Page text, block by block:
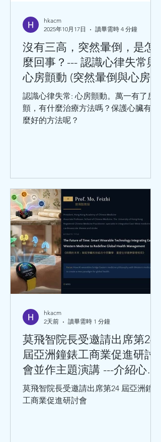
理膳食、過量飲酒等等。 不可改變的危
險因素有：性別、年齡、家族史、感染
病史（如巨細胞病毒、肺炎衣原體、幽
門螺旋桿菌等）。 千萬不要小看冠心
病，冠心病是中老年人的常見病和多發
病，處於這個年齡階段的人，在日常生
活中，出現哪些情況，要及時就醫呢？
勞累或工作緊張時，出現胸骨後疼痛或
心前區悶痛，緊縮樣疼痛，並向
沒有三高，突然暈倒，是怎
麼回事？--- 認識心律失常與
心房顫動 (突然暈倒與心房顫
動)
認識心律失常: 心房顫動。萬一有了房
顫，有什麼治療方法嗎？保護心臟有什
麼好的方法呢？
hkacm
2025年10月17日
讀畢需時 4 分鐘
莫飛智院長受邀請出席第24
屆亞洲鐘錶工商業促進研討
會並作主題演講 ---介紹心率
變異性與心血管健康的關係
莫飛智院長受邀請出席第24 屆亞洲鐘錶
工商業促進研討會
hkacm
2天前
讀畢需時 1 分鐘